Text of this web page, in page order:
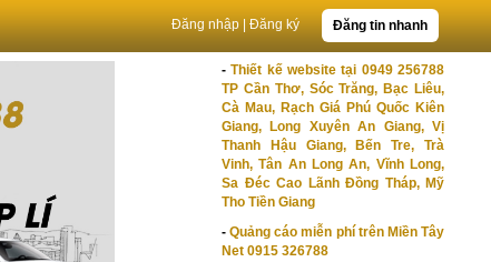
Đăng tin nhanh
Đăng nhập Đăng ký
-Thiết kế website tại 0949 256788
TP Cần Thơ, Sóc Trăng, Bạc Liêu,
Cà Mau, Rạch Giá Phú Quốc Kiên
Giang, Long Xuyên An Giang, Vị
Thanh Hậu Giang, Bến Tre, Trà
Vinh, Tân An Long An, Vĩnh Long,
Sa Đéc Cao Lãnh Đồng Tháp, Mỹ
Tho Tiền Giang
-Quảng cáo miễn phí trên Miền Tây
Net 0915 326788